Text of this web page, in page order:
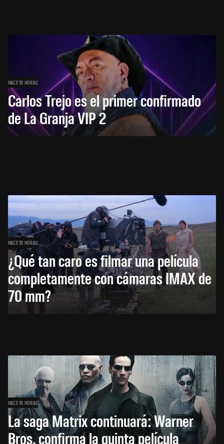
HACE 16 HORAS
Carlos Trejo es el primer confirmado
de La Granja VIP 2
HACE 16 HORAS
¿Qué tan caro es filmar una película
completamente con cámaras IMAX de
70 mm?
HACE 16 HORAS
La saga Matrix continuará: Warner
Bros. confirma la quinta película